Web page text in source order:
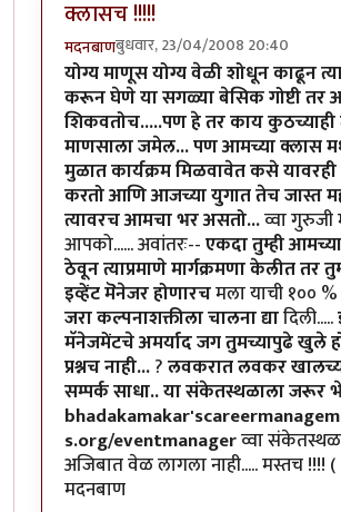
क्लासच !!!!!
मदनबाणबुधवार, 23/04/2008 20:40
योग्य माणूस योग्य वेळी शोधून काढून
करून घेणे या सगळ्या बेसिक गोष्टी तर
शिकवतोच.....पण हे तर काय कुठच्याही
माणसाला जमेल... पण आमच्या क्लास
मुळात कार्यक्रम मिळवावेत कसे यावरही
करतो आणि आजच्या युगात तेच जास्त
त्यावरच आमचा भर असतो...व्वा गुरुजी
आपको...... अवांतरः--एकदा तुम्ही
ठेवून त्याप्रमाणे मार्गक्रमणा केलीत तर
इव्हेंट मॆनेजर होणारचमला याची १०० %
जरा कल्पनाशक्तीला चालना द्यादिली.....
मॅनेजमेंटचे अमर्याद जग तुमच्यापुढे खुले
प्रश्नच नाही...?लवकरात लवकर
सम्पर्क साधा.. या संकेतस्थळाला जरूर
s.org/eventmanagerव्वा
अजिबात वेळ लागला नाही..... मस्तच !!!! (
मदनबाण